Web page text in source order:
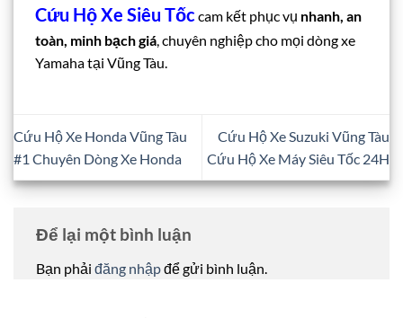
Cứu Hộ Xe Siêu Tốc cam kết phục vụ nhanh, an
toàn, minh bạch giá, chuyên nghiệp cho mọi dòng xe
Yamaha tại Vũng Tàu.
Cứu Hộ Xe Honda Vũng Tàu
#1 Chuyên Dòng Xe Honda
Cứu Hộ Xe Suzuki Vũng Tàu
Cứu Hộ Xe Máy Siêu Tốc 24H
Để lại một bình luận
Bạn phải đăng nhậpđể gửi bình luận.